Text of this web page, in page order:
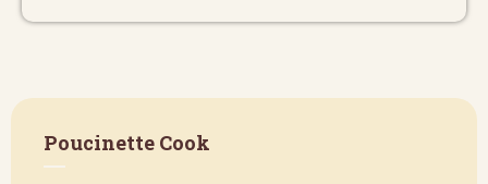
Poucinette Cook